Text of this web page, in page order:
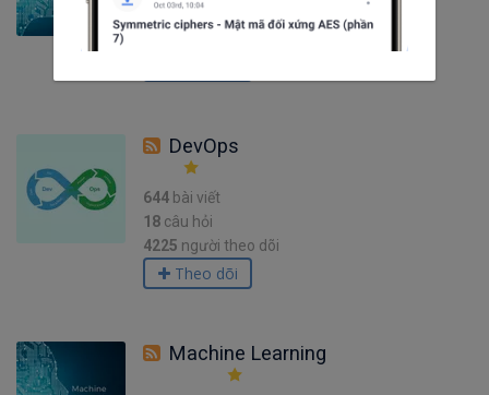
câu hỏi
DevOps
644 bài viết
18 câu hỏi
4225 người theo dõi
Theo dõi
Machine Learning